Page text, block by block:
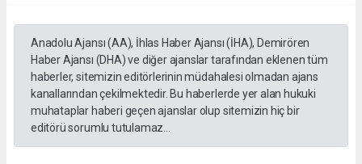
Anadolu Ajansı (AA), İhlas Haber Ajansı (İHA), Demirören
Haber Ajansı (DHA) ve diğer ajanslar tarafından eklenen tüm
haberler, sitemizin editörlerinin müdahalesi olmadan ajans
kanallarından çekilmektedir. Bu haberlerde yer alan hukuki
muhataplar haberi geçen ajanslar olup sitemizin hiç bir
editörü sorumlu tutulamaz...